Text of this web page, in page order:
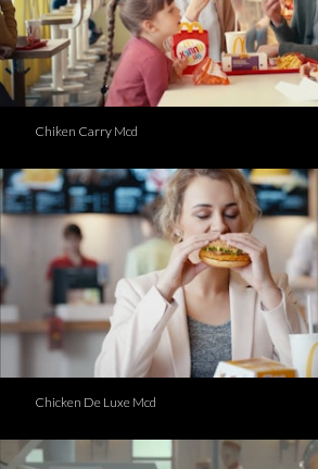
Chiken Carry Mcd
Chicken De Luxe Mcd